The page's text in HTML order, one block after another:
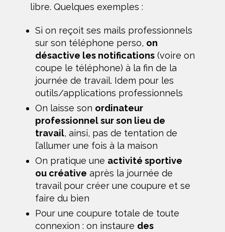
libre. Quelques exemples :
Si on reçoit ses mails professionnels
sur son téléphone perso, on
désactive les notifications (voire on
coupe le téléphone) à la fin de la
journée de travail. Idem pour les
outils/applications professionnels
On laisse son ordinateur
professionnel sur son lieu de
travail, ainsi, pas de tentation de
l’allumer une fois à la maison
On pratique une activité sportive
ou créative après la journée de
travail pour créer une coupure et se
faire du bien
Pour une coupure totale de toute
connexion : on instaure des